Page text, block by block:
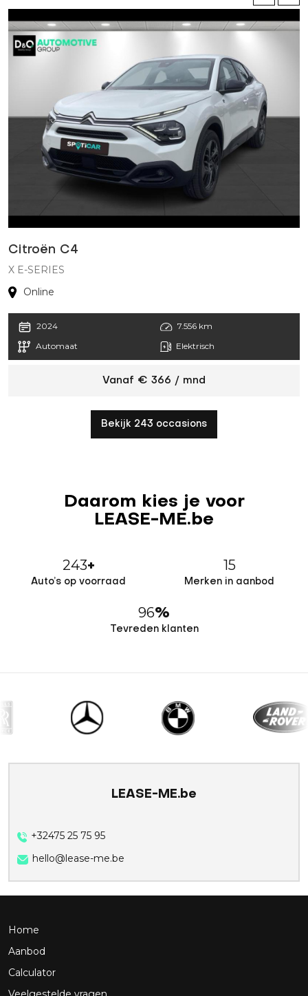
Citroën C4
X E-SERIES
Online
2024
7.556 km
Automaat
Elektrisch
Vanaf € 366 / mnd
Bekijk 243 occasions
Daarom kies je voor
LEASE-ME.be
243+
Auto’s op voorraad
15
Merken in aanbod
96%
Tevreden klanten
LEASE-ME.be
+32475 25 75 95
hello@lease-me.be
Home
Aanbod
Calculator